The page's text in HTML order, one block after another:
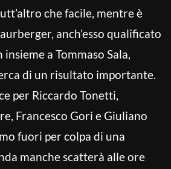
che facile, mentre è
anch’esso qualificato
a Tommaso Sala,
di un risultato importante.
per Riccardo Tonetti,
Francesco Gori e Giuliano
fuori per colpa di una
manche scatterà alle ore